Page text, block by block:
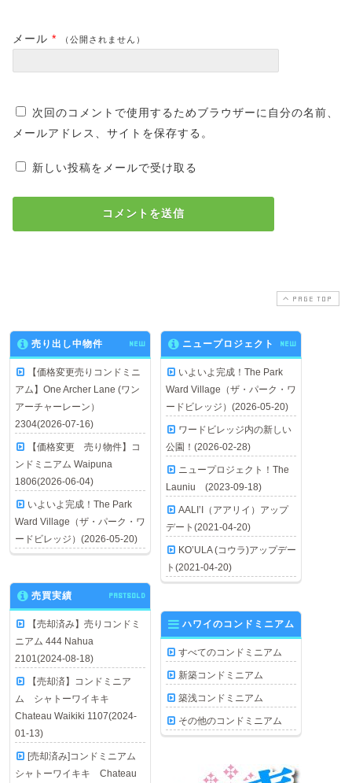
メール * （公開されません）
次回のコメントで使用するためブラウザーに自分の名前、
メールアドレス、サイトを保存する。
新しい投稿をメールで受け取る
PAGE TOP
売り出し中物件 NEW
【価格変更売りコンドミニ
アム】One Archer Lane (ワン
アーチャーレーン）
2304(2026-07-16)
【価格変更 売り物件】コ
ンドミニアム Waipuna
1806(2026-06-04)
いよいよ完成！The Park
Ward Village（ザ・パーク・ワ
ードビレッジ）(2026-05-20)
ニュープロジェクト NEW
いよいよ完成！The Park
Ward Village（ザ・パーク・ワ
ードビレッジ）(2026-05-20)
ワードビレッジ内の新しい
公園！(2026-02-28)
ニュープロジェクト！The
Launiu (2023-09-18)
AALI’I（アアリイ）アップ
デート(2021-04-20)
KO’ULA (コウラ)アップデー
ト(2021-04-20)
売買実績 PASTSOLD
【売却済み】売りコンドミ
ニアム 444 Nahua
2101(2024-08-18)
【売却済】コンドミニア
ム シャトーワイキキ
Chateau Waikiki 1107(2024-
01-13)
[売却済み]コンドミニアム
シャトーワイキキ Chateau
ハワイのコンドミニアム
すべてのコンドミニアム
新築コンドミニアム
築浅コンドミニアム
その他のコンドミニアム